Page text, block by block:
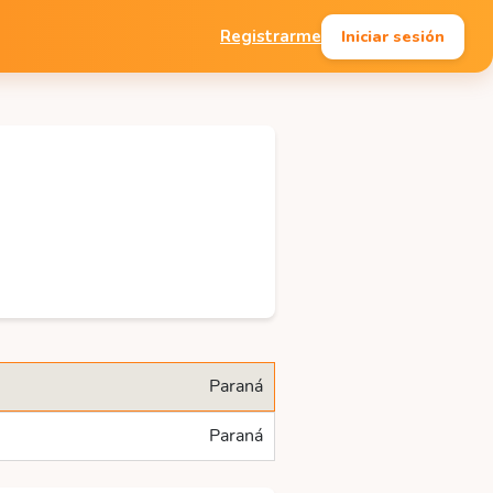
Registrarme Iniciar sesión
Paraná
Paraná